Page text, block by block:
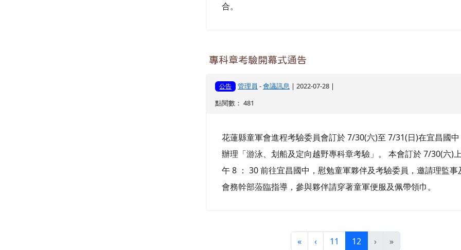
合。
專科章考驗開幕式通告
公告 管理員 -會議訊息 | 2022-07-28 |
點閱數： 481
花蓮縣童軍會進程考驗委員會訂於 7/30(六)至 7/31(日)在宜昌國中
辦理「游泳、划船及定向越野專科章考驗」。 本會訂於 7/30(六)
午 8 ： 30 前往宜昌國中，慰勉童軍夥伴及考驗委員，邀請理監事
會務幹部蒞臨指導，參與夥伴請穿著童軍便服及佩帶領巾。
«第一頁
‹上一頁
11 12 (目前頁次)
› »